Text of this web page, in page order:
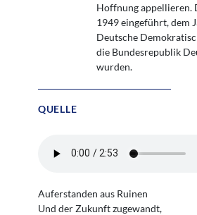
Hoffnung appellieren.
1949 eingeführt, dem
Deutsche
die Bundesrepublik
wurden.
QUELLE
Auferstanden aus Ruinen
Und der Zukunft zugewandt,